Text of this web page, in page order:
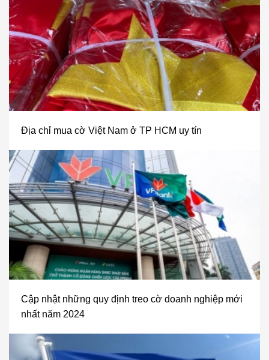
Địa chỉ mua cờ Việt Nam ở TP HCM uy tín
Cập nhật những quy định treo cờ doanh nghiệp mới
nhất năm 2024